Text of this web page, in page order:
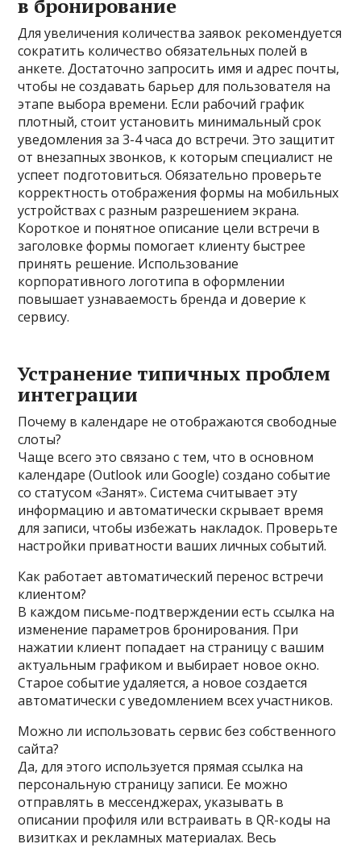
в бронирование
Для увеличения количества заявок рекомендуется
сократить количество обязательных полей в
анкете. Достаточно запросить имя и адрес почты,
чтобы не создавать барьер для пользователя на
этапе выбора времени. Если рабочий график
плотный, стоит установить минимальный срок
уведомления за 3-4 часа до встречи. Это защитит
от внезапных звонков, к которым специалист не
успеет подготовиться. Обязательно проверьте
корректность отображения формы на мобильных
устройствах с разным разрешением экрана.
Короткое и понятное описание цели встречи в
заголовке формы помогает клиенту быстрее
принять решение. Использование
корпоративного логотипа в оформлении
повышает узнаваемость бренда и доверие к
сервису.
Устранение типичных проблем
интеграции
Почему в календаре не отображаются свободные
слоты?
Чаще всего это связано с тем, что в основном
календаре (Outlook или Google) создано событие
со статусом «Занят». Система считывает эту
информацию и автоматически скрывает время
для записи, чтобы избежать накладок. Проверьте
настройки приватности ваших личных событий.
Как работает автоматический перенос встречи
клиентом?
В каждом письме-подтверждении есть ссылка на
изменение параметров бронирования. При
нажатии клиент попадает на страницу с вашим
актуальным графиком и выбирает новое окно.
Старое событие удаляется, а новое создается
автоматически с уведомлением всех участников.
Можно ли использовать сервис без собственного
сайта?
Да, для этого используется прямая ссылка на
персональную страницу записи. Ее можно
отправлять в мессенджерах, указывать в
описании профиля или встраивать в QR-коды на
визитках и рекламных материалах. Весь